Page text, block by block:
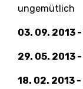
ungemütlich
03. 09. 2013 -
29. 05. 2013 -
18. 02. 2013 -